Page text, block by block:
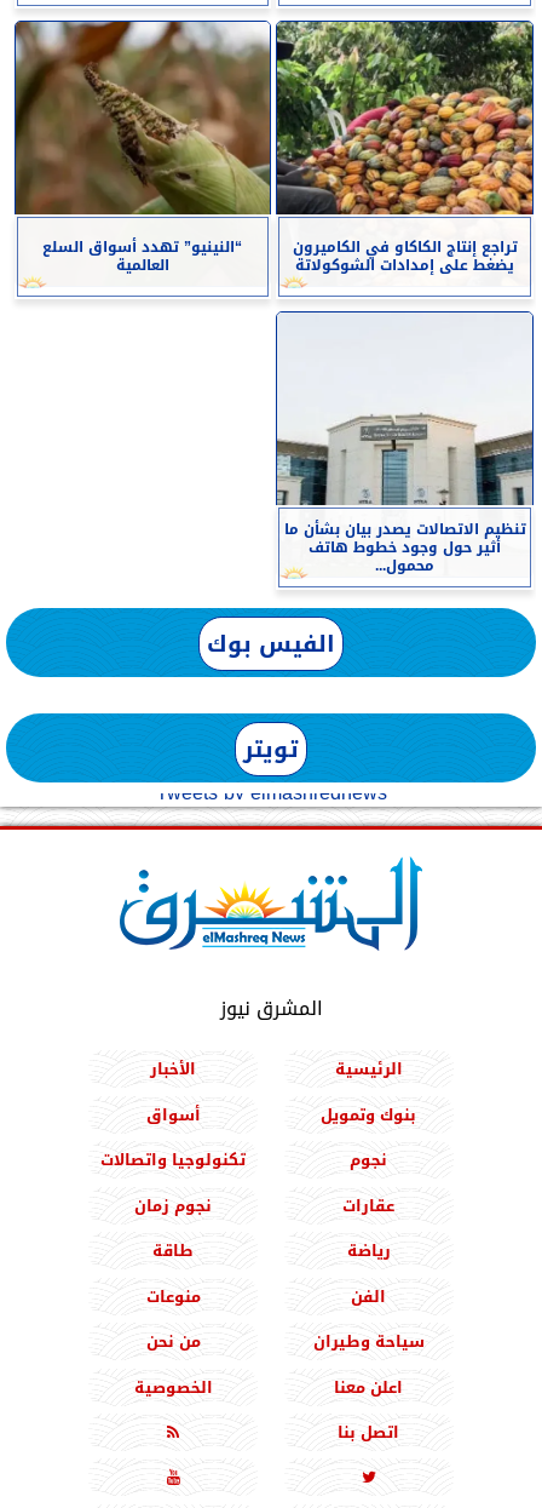
تراجع إنتاج الكاكاو في الكاميرون
يضغط على إمدادات الشوكولاتة
“النينيو” تهدد أسواق السلع
العالمية
تنظيم الاتصالات يصدر بيان بشأن ما
أثير حول وجود خطوط هاتف
محمول...
الفيس بوك
تويتر
Tweets by elmashreqnews
المشرق نيوز
الرئيسية
الأخبار
بنوك وتمويل
أسواق
نجوم
تكنولوجيا واتصالات
عقارات
نجوم زمان
رياضة
طاقة
الفن
منوعات
سياحة وطيران
من نحن
اعلن معنا
الخصوصية
اتصل بنا


